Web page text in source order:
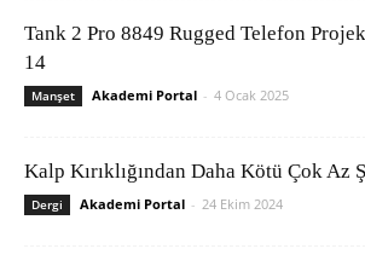
Tank 2 Pro 8849 Rugged Telefon
14
Manşet Akademi Portal - 4 Ocak 2025
Kalp Kırıklığından Daha Kötü Çok Az
Dergi Akademi Portal - 24 Ekim 2024